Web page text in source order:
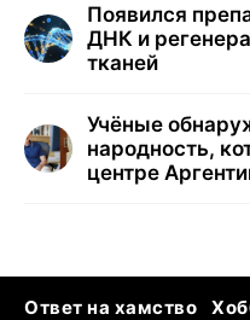
Появился
ДНК и
тканей
Учёные
народность,
центре
Ответ на хамство